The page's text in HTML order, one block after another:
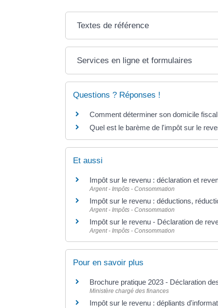
Textes de référence
Services en ligne et formulaires
Questions ? Réponses !
Comment déterminer son domicile
Quel est le barème de l'impôt sur le
Et aussi
Impôt sur le revenu : déclaration et
Argent - Impôts - Consommation
Impôt sur le revenu : déductions,
Argent - Impôts - Consommation
Impôt sur le revenu - Déclaration de
Argent - Impôts - Consommation
Pour en savoir plus
Brochure pratique 2023 - Déclaration
Ministère chargé des finances
Impôt sur le revenu : dépliants